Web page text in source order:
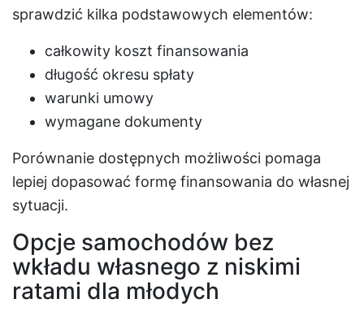
sprawdzić kilka podstawowych elementów:
całkowity koszt finansowania
długość okresu spłaty
warunki umowy
wymagane dokumenty
Porównanie dostępnych możliwości pomaga
lepiej dopasować formę finansowania do własnej
sytuacji.
Opcje samochodów bez
wkładu własnego z niskimi
ratami dla młodych